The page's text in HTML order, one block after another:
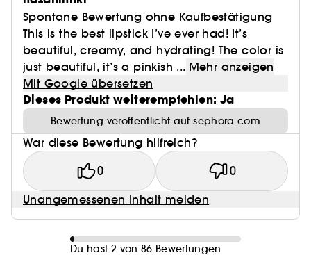
Spontane Bewertung ohne Kaufbestätigung
This is the best lipstick I’ve ever had! It’s
beautiful, creamy, and hydrating! The color is
just beautiful, it’s a pinkish ... Mehr anzeigen
Mit Google übersetzen
Dieses Produkt weiterempfehlen: Ja
Bewertung veröffentlicht auf sephora.com
War diese Bewertung hilfreich?
0 0
Unangemessenen Inhalt melden
Du hast 2 von 86 Bewertungen